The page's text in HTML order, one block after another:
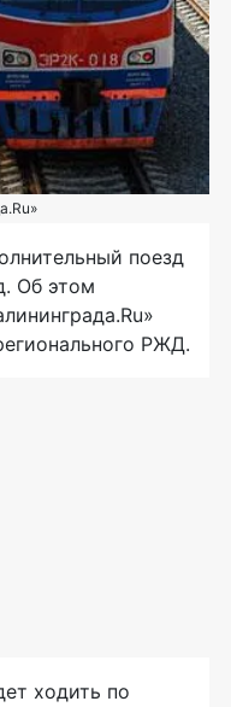
поезд
Об этом
РЖД.
ходить по